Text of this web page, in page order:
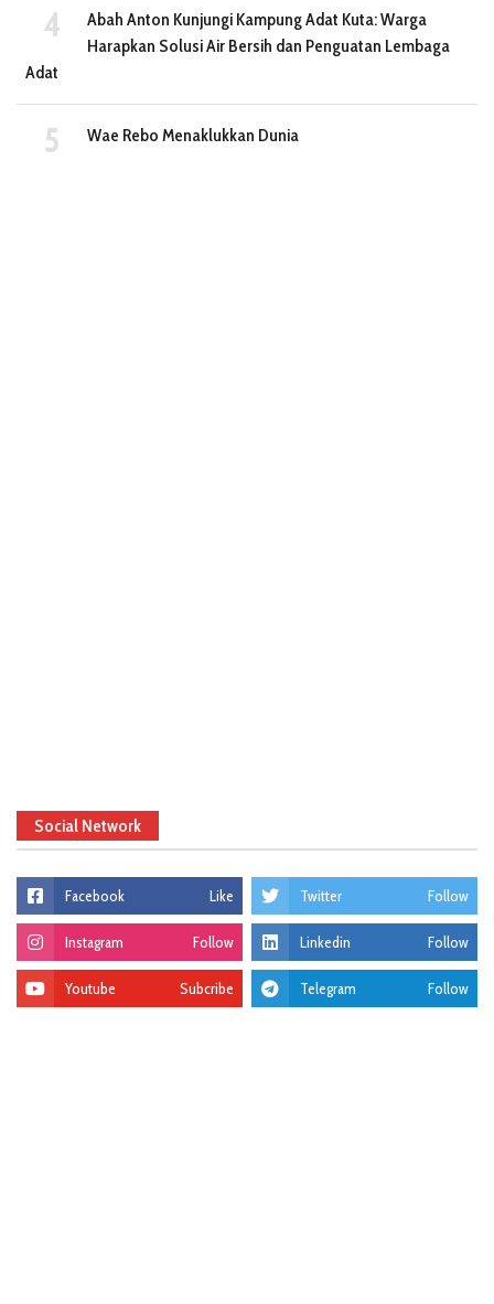
Abah Anton Kunjungi Kampung Adat Kuta: Warga
Harapkan Solusi Air Bersih dan Penguatan Lembaga
Adat
Wae Rebo Menaklukkan Dunia
Social Network
Facebook Like Twitter Follow
Instagram Follow Linkedin Follow
Youtube Subcribe Telegram Follow